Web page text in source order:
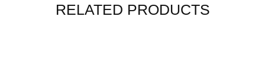
RELATED PRODUCTS